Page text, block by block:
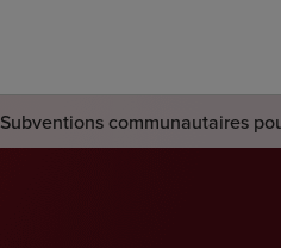
Subventions communautaires